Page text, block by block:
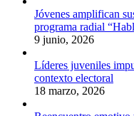
Jóvenes amplifican
programa radial
9 junio, 2026
Líderes juveniles
contexto electoral
18 marzo, 2026